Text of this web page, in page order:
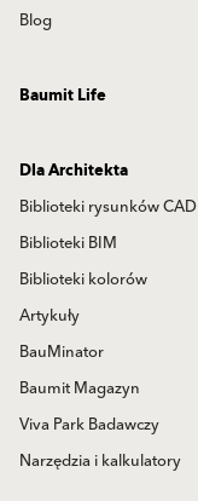
Blog
Baumit Life
Dla Architekta
Biblioteki rysunków CAD
Biblioteki BIM
Biblioteki kolorów
Artykuły
BauMinator
Baumit Magazyn
Viva Park Badawczy
Narzędzia i kalkulatory